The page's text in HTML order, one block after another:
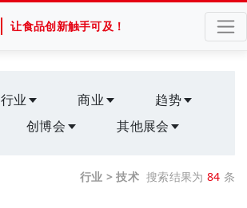
让食品创新触手可及！
行业 商业
趋势
创博会 其他展会
行业 > 技术 搜索结果为 84 条